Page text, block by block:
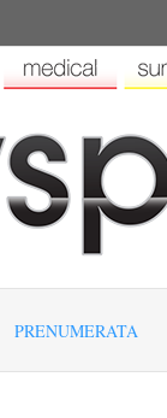
PRENUMERATA